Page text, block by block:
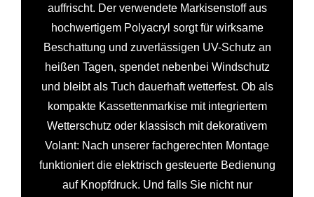
auffrischt. Der verwendete Markisenstoff aus
hochwertigem Polyacryl sorgt für wirksame
Beschattung und zuverlässigen UV-Schutz an
heißen Tagen, spendet nebenbei Windschutz
und bleibt als Tuch dauerhaft wetterfest. Ob als
kompakte Kassettenmarkise mit integriertem
Wetterschutz oder klassisch mit dekorativem
Volant: Nach unserer fachgerechten Montage
funktioniert die elektrisch gesteuerte Bedienung
auf Knopfdruck. Und falls Sie nicht nur